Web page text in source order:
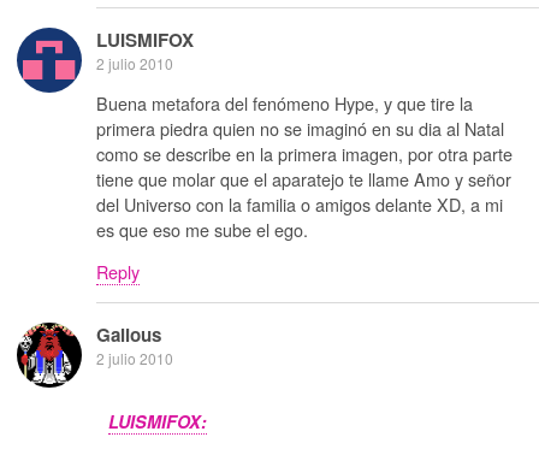
LUISMIFOX
2 julio 2010
Buena metafora del fenómeno Hype, y que tire la
primera piedra quien no se imaginó en su dia al Natal
como se describe en la primera imagen, por otra parte
tiene que molar que el aparatejo te llame Amo y señor
del Universo con la familia o amigos delante XD, a mi
es que eso me sube el ego.
Reply
Galious
2 julio 2010
LUISMIFOX: